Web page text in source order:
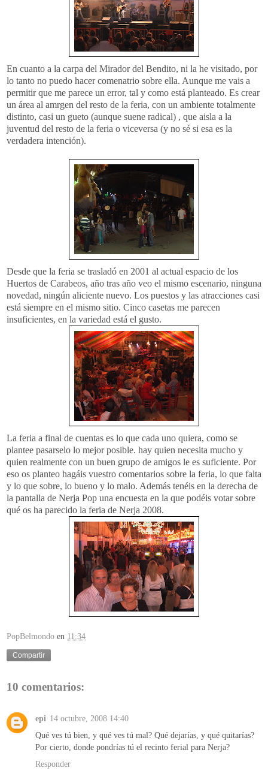
En cuanto a la carpa del Mirador del Bendito, ni la he visitado, por
lo tanto no puedo hacercomenatrio sobre ella. Aunque me vais a
permitir que me parece un error, tal y como está planteado. Es crear
un área al amrgen del resto de la feria, con un ambiente totalmente
distinto, casi un gueto (aunque suene radical) , que aisla a la
juventud del resto de la feria o viceversa (y no sé si esa es la
verdadera intención).
Desde que la feria se trasladó en 2001 al actual espacio de los
Huertos de Carabeos, año tras año veo el mismo escenario, ninguna
novedad, ningún aliciente nuevo. Los puestos y las atracciones casi
está siempre en el mismo sitio. Cinco casetas me parecen
insuficientes, en la variedad está el gusto.
La feria a final de cuentas es lo que cada uno quiera, como se
plantee pasarselo lo mejor posible. hay quien necesita mucho y
quien realmente con un buen grupo de amigos le es suficiente. Por
eso os planteo hagáis vuestro comentarios sobre la feria, lo que falta
y lo que sobre, lo bueno y lo malo. Además tenéis en la derecha de
la pantalla de Nerja Pop una encuesta en la que podéis votar sobre
qué os ha parecido la feria de Nerja 2008.
PopBelmondo en 11:34
Compartir
10 comentarios:
epi 14 octubre, 2008 14:40
Qué ves tú bien, y qué ves tú mal? Qué dejarías, y qué quitarías?
Por cierto, donde pondrías tú el recinto ferial para Nerja?
Responder